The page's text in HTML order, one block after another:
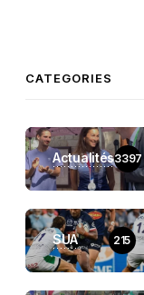
CATEGORIES
Actualités3397
SUA 215